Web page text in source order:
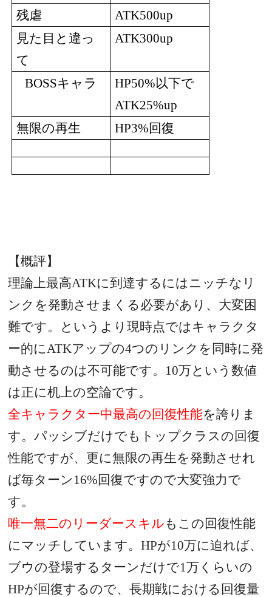
残虐 ATK500up
見た目と違っ
て
ATK300up
BOSSキャラ HP50%以下で
ATK25%up
無限の再生 HP3%回復
【概評】
理論上最高ATKに到達するにはニッチなリ
ンクを発動させまくる必要があり、大変困
難です。というより現時点ではキャラクタ
ー的にATKアップの4つのリンクを同時に発
動させるのは不可能です。 10万という数値
は正に机上の空論です。
全キャラクター中最高の回復性能を誇りま
す。パッシブだけでもトップクラスの回復
性能ですが、更に無限の再生を発動させれ
ば毎ターン 16%回復ですので大変強力で
す。
唯一無二のリーダースキル もこの回復性能
にマッチしています。HPが10万に迫れば、
ブウの登場するターンだけで1万くらいの
HPが回復するので、長期戦における回復量